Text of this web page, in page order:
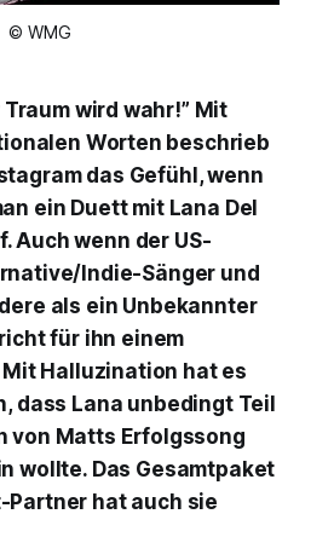
© WMG
wird wahr!” Mit
Worten beschrieb
das Gefühl, wenn
ein Duett mit Lana Del
Auch wenn der US-
Indie-Sänger und
als ein Unbekannter
für ihn einem
Halluzination hat es
dass Lana unbedingt Teil
von Matts Erfolgssong
wollte. Das Gesamtpaket
Partner hat auch sie